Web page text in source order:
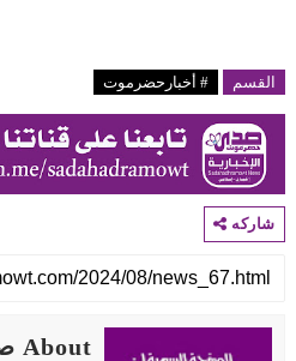
# أخبارحضرموت
About صدى حضرموت